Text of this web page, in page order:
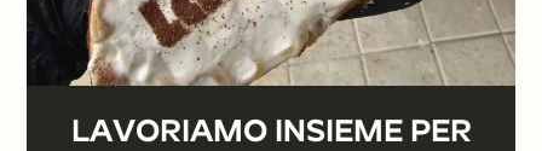
LAVORIAMO INSIEME PER